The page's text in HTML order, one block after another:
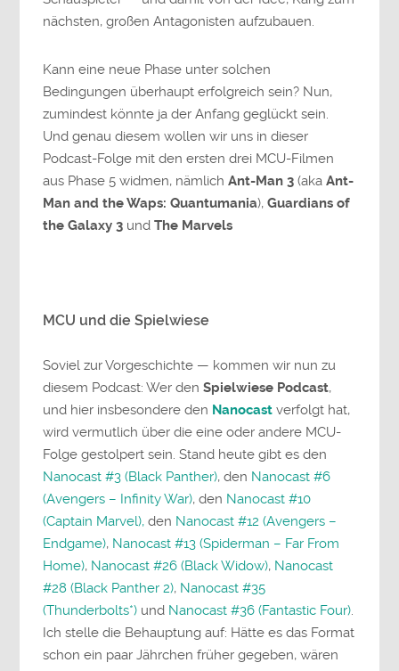
nächsten, großen Antagonisten aufzubauen.
Kann eine neue Phase unter solchen
Bedingungen überhaupt erfolgreich sein? Nun,
zumindest könnte ja der Anfang geglückt sein.
Und genau diesem wollen wir uns in dieser
Podcast-Folge mit den ersten drei MCU-Filmen
aus Phase 5 widmen, nämlichAnt-Man 3(akaAnt-
Man and the Waps: Quantumania),Guardians of
the Galaxy 3 undThe Marvels
MCU und die Spielwiese
Soviel zur Vorgeschichte — kommen wir nun zu
diesem Podcast: Wer denSpielwiese Podcast,
und hier insbesondere den Nanocast verfolgt hat,
wird vermutlich über die eine oder andere MCU-
Folge gestolpert sein. Stand heute gibt es den
Nanocast #3 (Black Panther), den Nanocast #6
(Avengers – Infinity War), den Nanocast #10
(Captain Marvel),den Nanocast #12 (Avengers –
Endgame), Nanocast #13 (Spiderman – Far From
Home), Nanocast #26 (Black Widow), Nanocast
#28 (Black Panther 2), Nanocast #35
(Thunderbolts*) und Nanocast #36 (Fantastic Four).
Ich stelle die Behauptung auf: Hätte es das Format
schon ein paar Jährchen früher gegeben, wären